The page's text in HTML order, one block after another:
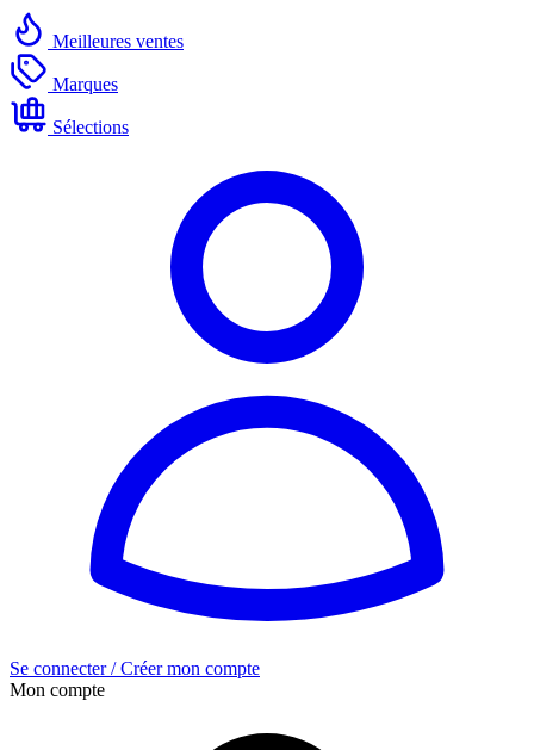
Meilleures ventes
Marques
Sélections
Se connecter / Créer mon compte
Mon compte